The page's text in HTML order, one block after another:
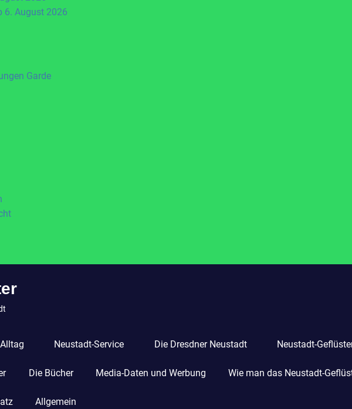
6. August 2026
Alltag Neustadt-Service Die Dresdner Neustadt Neustadt-
Die Bücher Media-Daten und Werbung Wie man das Neustadt-
Allgemein